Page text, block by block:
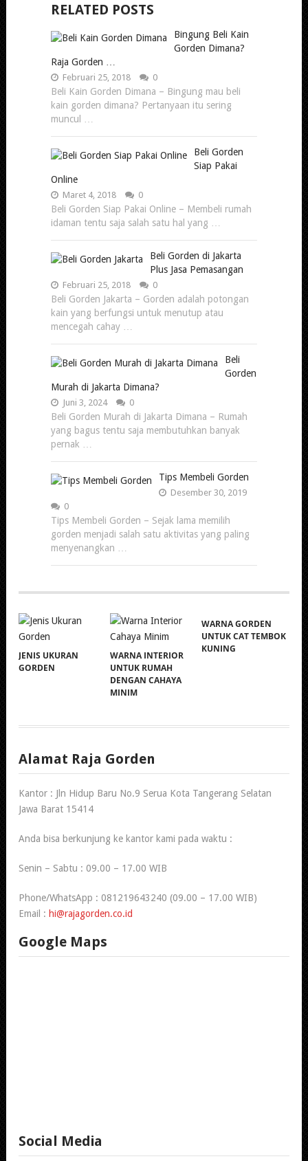
RELATED POSTS
Bingung Beli Kain
Gorden Dimana?
Raja Gorden …
Februari 25, 2018 0
Beli Kain Gorden Dimana – Bingung mau beli
kain gorden dimana? Pertanyaan itu sering
muncul …
Beli Gorden
Siap Pakai
Online
Maret 4, 2018 0
Beli Gorden Siap Pakai Online – Membeli rumah
idaman tentu saja salah satu hal yang …
Beli Gorden di Jakarta
Plus Jasa Pemasangan
Februari 25, 2018 0
Beli Gorden Jakarta – Gorden adalah potongan
kain yang berfungsi untuk menutup atau
mencegah cahay …
Beli
Gorden
Murah di Jakarta Dimana?
Juni 3, 2024 0
Beli Gorden Murah di Jakarta Dimana – Rumah
yang bagus tentu saja membutuhkan banyak
pernak …
Tips Membeli Gorden
Desember 30, 2019
0
Tips Membeli Gorden – Sejak lama memilih
gorden menjadi salah satu aktivitas yang paling
menyenangkan …
JENIS UKURAN
GORDEN
WARNA INTERIOR
UNTUK RUMAH
DENGAN CAHAYA
MINIM
WARNA GORDEN
UNTUK CAT TEMBOK
KUNING
Alamat Raja Gorden
Kantor : Jln Hidup Baru No.9 Serua Kota Tangerang Selatan
Jawa Barat 15414
Anda bisa berkunjung ke kantor kami pada waktu :
Senin – Sabtu : 09.00 – 17.00 WIB
Phone/WhatsApp : 081219643240 (09.00 – 17.00 WIB)
Email : hi@rajagorden.co.id
Google Maps
Social Media